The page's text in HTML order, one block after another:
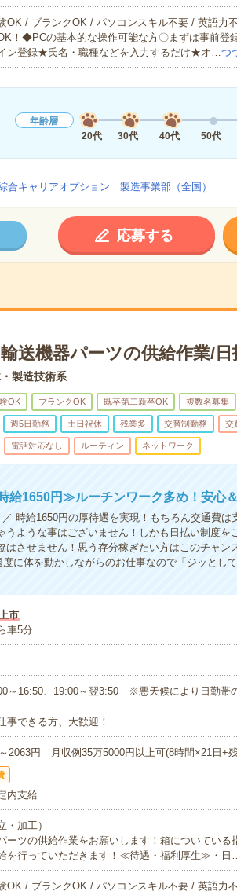
OK / ブランクOK / パソコンスキル不要 / 英語力
！◆PCの基本的な操作可能な方〇まずは事前登
ン登録★氏名・職種などを入力するだけ★オ… つ
年齢層
20代
30代 40代 50代
合キャリアオプション 製造事業部（全国）
応募する
輸送機器パーツの供給作業/
製造技術系
OK ブランクOK 既卒第二新卒OK 複数名募集
週5日勤務 土日祝休 残業多 交替制勤務 交
電話対応なし ルーティン ネットワーク
給1650円≫ルーチンワーク多め！安心
時給1650円の厚待遇を実現！もちろん交通費は
うような事はございません！しかも日払い制度を
はさせません！思う存分稼ぎたい方はこのチャン
に体を動かしながらのお仕事なので「ジッとし
市
車5分
～16:50、19:00～翌3:50 ※悪天候により日勤帯
事できる方、大歓迎！
2063円 月収例35万5000円以上可(8時間×21日+
内支給
・加工）
ーツの供給作業をお願いします！箱についている
を行っていただきます！≪待遇・福利厚生≫・日
OK / ブランクOK / パソコンスキル不要 / 英語力